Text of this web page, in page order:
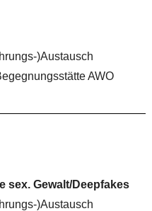
)Austausch
AWO
sex. Gewalt/Deepfakes
)Austausch